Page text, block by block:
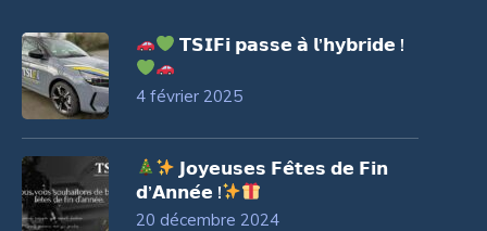
𝗧𝗦𝗜𝗙𝗶 𝗽𝗮𝘀𝘀𝗲 𝗮̀ 𝗹’𝗵𝘆𝗯𝗿𝗶𝗱𝗲 !
4 février 2025
𝗝𝗼𝘆𝗲𝘂𝘀𝗲𝘀 𝗙𝗲̂𝘁𝗲𝘀 𝗱𝗲 𝗙𝗶𝗻
𝗱’𝗔𝗻𝗻𝗲́𝗲 !
20 décembre 2024